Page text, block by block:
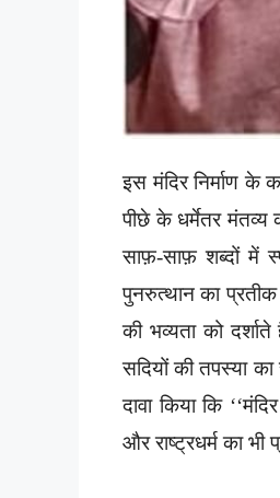
इस मंदिर निर्माण
पीछे के धर्मेतर मंतव्य
साफ़-साफ़ शब्दों में
पुनरुत्थान का प्रतीक
की भव्यता को
सदियों की तपस्या
दावा किया कि
और राष्ट्रधर्म का भी